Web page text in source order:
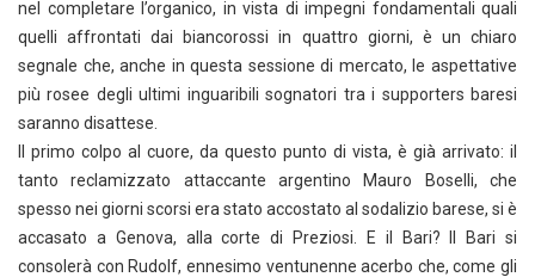
nel completare l’organico, in vista di impegni fondamentali quali
quelli affrontati dai biancorossi in quattro giorni, è un chiaro
segnale che, anche in questa sessione di mercato, le aspettative
più rosee degli ultimi inguaribili sognatori tra i supporters baresi
saranno disattese.
Il primo colpo al cuore, da questo punto di vista, è già arrivato: il
tanto reclamizzato attaccante argentino Mauro Boselli, che
spesso nei giorni scorsi era stato accostato al sodalizio barese, si è
accasato a Genova, alla corte di Preziosi. E il Bari? Il Bari si
consolerà con Rudolf, ennesimo ventunenne acerbo che, come gli